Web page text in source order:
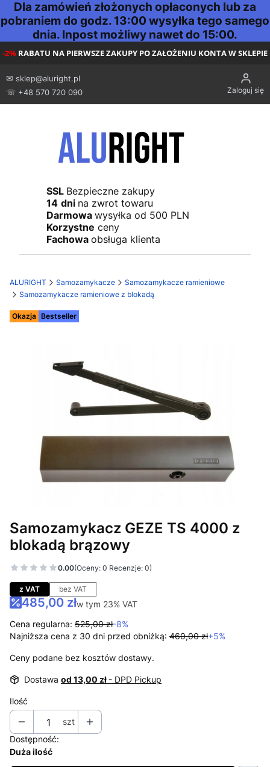
Dla zamówień złożonych opłaconych lub za
pobraniem do godz. 13:00 wysyłka tego samego
dnia. Inpost możliwy nawet do 15:00.
-2% RABATU NA PIERWSZE ZAKUPY PO ZAŁOŻENIU KONTA W SKLEPIE
✉ sklep@aluright.pl
☏ +48 570 720 090
Zaloguj się
SSL Bezpieczne zakupy
14 dni na zwrot towaru
Darmowa wysyłka od 500 PLN
Korzystne ceny
Fachowa obsługa klienta
ALURIGHT Samozamykacze
Samozamykacze ramieniowe
Samozamykacze ramieniowe z blokadą
Etykiety
Okazja Bestseller
Samozamykacz GEZE TS 4000 z
blokadą brązowy
0.00(Oceny: 0 Recenzje: 0)
Przejdź do sekcji Opinie
z VAT bez VAT
485,00 złw tym 23% VAT
w tym 23% VAT
Cena regularna: 525,00 zł-8%
Najniższa cena z 30 dni przed obniżką: 460,00 zł+5%
Ceny podane bez kosztów dostawy.
Dostawa od 13,00 zł - DPD Pickup
Ilość
szt
Dostępność:
Duża ilość